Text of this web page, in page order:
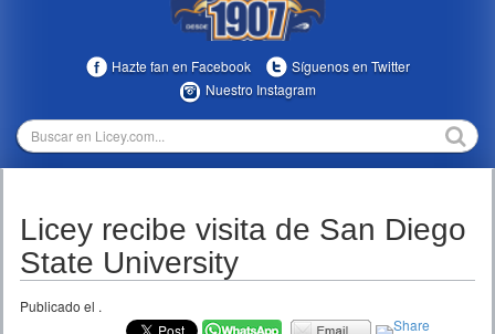
MULTIMEDIA
TEMPORADAS
Hazte fan en Facebook
Síguenos en Twitter
Nuestro Instagram
Licey recibe visita de San Diego
State University
Publicado el .